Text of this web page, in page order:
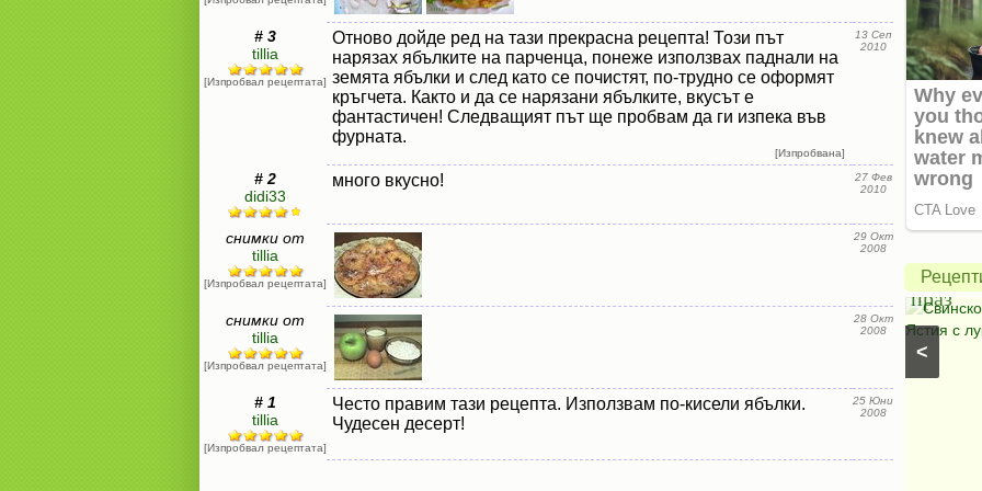
# 3
tillia
[Изпробвал рецептата]
Отново дойде ред на тази прекрасна рецепта! Този път
нарязах ябълките на парченца, понеже използвах паднали на
земята ябълки и след като се почистят, по-трудно се оформят
кръгчета. Както и да се нарязани ябълките, вкусът е
фантастичен! Следващият път ще пробвам да ги изпека във
фурната.
[Изпробвана]
13 Сеп
2010
# 2
didi33
много вкусно!
27 Фев
2010
снимки от
tillia
[Изпробвал рецептата]
29 Окт
2008
снимки от
tillia
[Изпробвал рецептата]
28 Окт
2008
# 1
tillia
[Изпробвал рецептата]
Често правим тази рецепта. Използвам по-кисели ябълки.
Чудесен десерт!
25 Юни
2008
<
Салати с моркови⋅Моцарела⋅Салати с
Салати с чушки⋅
с
праз
Ястия с